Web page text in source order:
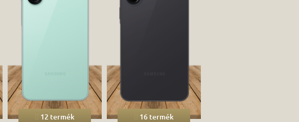
12 termék
16 termék